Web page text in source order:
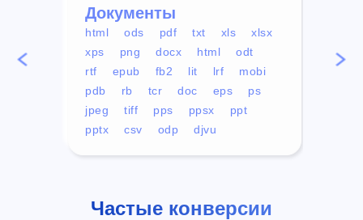
Документы
html ods pdf txt xls
xlsx
xps
png docx html
odt
rtf
epub fb2 lit lrf
mobi
pdb
rb tcr doc eps
ps
jpeg
tiff pps ppsx
ppt
pptx
csv odp djvu
mp4
Частые конверсии